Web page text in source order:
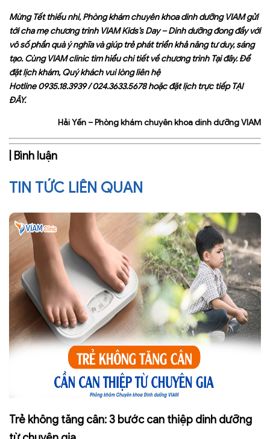
Mừng Tết thiếu nhi,Phòng khám chuyên khoa dinh dưỡng VIAMgửi
tới cha mẹ chương trình VIAM Kids’s Day – Dinh dưỡng đong đầy với
vô số phần quà ý nghĩa và giúp trẻ phát triển khả năng tư duy, sáng
tạo. Cùng VIAM clinic tìm hiểu chi tiết về chương trình Tại đây. Để
đặt lịch khám, Quý khách vui lòng liên hệ
Hotline0935.18.3939/024.3633.5678hoặc đặt lịch trực tiếpTẠI
ĐÂY.
Hải Yến – Phòng khám chuyên khoa dinh dưỡng VIAM
| Bình luận
TIN TỨC LIÊN QUAN
Trẻ không tăng cân: 3 bước can thiệp dinh dưỡng